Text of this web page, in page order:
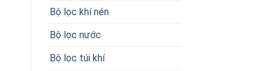
Bộ lọc khí nén
Bộ lọc nước
Bộ lọc túi khí